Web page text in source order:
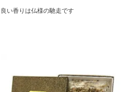
良い香りは仏様の馳走です